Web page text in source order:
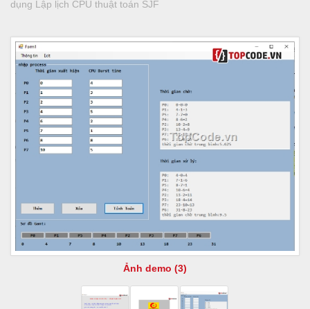
dụng Lập lịch CPU thuật toán SJF
Ảnh demo (3)